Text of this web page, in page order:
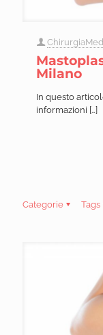
Milano
In questo
informazioni […]
Categorie Tags